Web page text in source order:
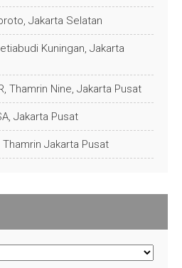
Jakarta Selatan
Kuningan, Jakarta
Thamrin Nine, Jakarta Pusat
Jakarta Pusat
Thamrin Jakarta Pusat